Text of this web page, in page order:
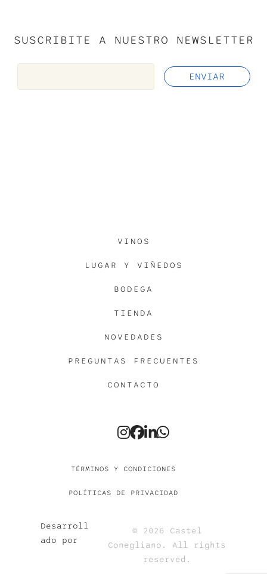
SUSCRIBITE A NUESTRO NEWSLETTER
VINOS
LUGAR Y VIÑEDOS
BODEGA
TIENDA
NOVEDADES
PREGUNTAS FRECUENTES
CONTACTO
TÉRMINOS Y CONDICIONES
POLÍTICAS DE PRIVACIDAD
Desarroll
ado por
© 2026 Castel
Conegliano. All rights
reserved.